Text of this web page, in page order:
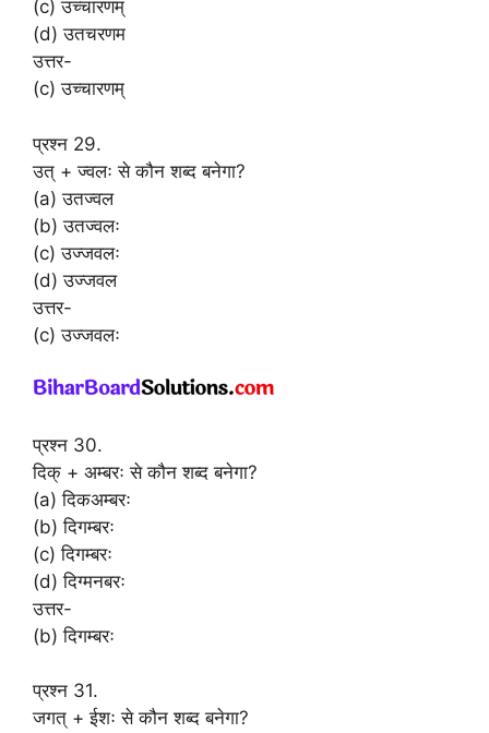
(c) उच्चारणम्
(d) उतचरणम
उत्तर-
(c) उच्चारणम्
प्रश्न 29.
उत् + ज्वलः से कौन शब्द बनेगा?
(a) उतज्वल
(b) उतज्वलः
(c) उज्जवलः
(d) उज्जवल
उत्तर-
(c) उज्जवलः
प्रश्न 30.
दिक् + अम्बरः से कौन शब्द बनेगा?
(a) दिकअम्बरः
(b) दिगम्बरः
(c) दिगम्बरः
(d) दिग्मनबरः
उत्तर-
(b) दिगम्बरः
प्रश्न 31.
जगत् + ईशः से कौन शब्द बनेगा?